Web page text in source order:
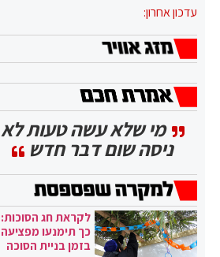
עדכון אחרון:
מי שלא עשה טעות לא
ניסה שום דבר חדש
לקראת חג הסוכות:
כך תימנעו מפציעה
בזמן בניית הסוכה